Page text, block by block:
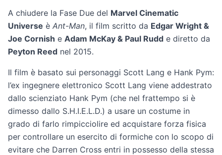
A chiudere la Fase Due del Marvel Cinematic
Universe è Ant-Man, il film scritto da Edgar Wright &
Joe Cornish e Adam McKay & Paul Rudd e diretto da
Peyton Reed nel 2015.
Il film è basato sui personaggi Scott Lang e Hank Pym:
l’ex ingegnere elettronico Scott Lang viene addestrato
dallo scienziato Hank Pym (che nel frattempo si è
dimesso dallo S.H.I.E.L.D.) a usare un costume in
grado di farlo rimpicciolire ed acquistare forza fisica
per controllare un esercito di formiche con lo scopo di
evitare che Darren Cross entri in possesso della stessa